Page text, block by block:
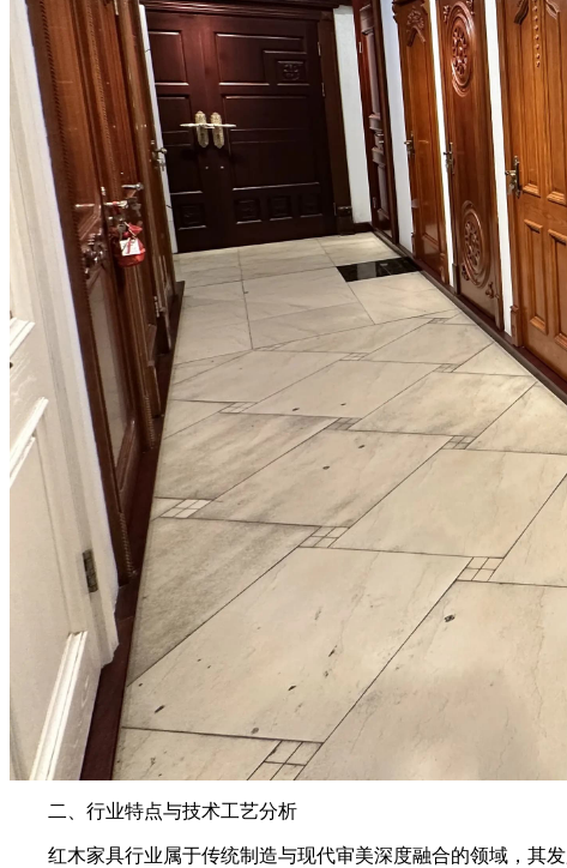
二、行业特点与技术工艺分析
红木家具行业属于传统制造与现代审美深度融合的领域，其发